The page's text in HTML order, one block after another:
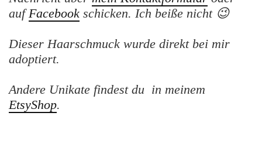
aufFacebook schicken. Ich beiße nicht 😉
Dieser Haarschmuck wurde direkt bei mir
adoptiert.
Andere Unikate findest du in meinem
EtsyShop.